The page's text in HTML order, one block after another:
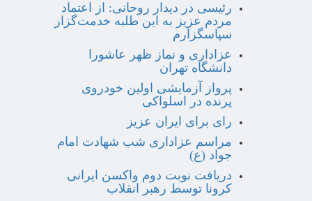
رئیسی در دیدار روحانی: از اعتماد
مردم عزیز به این طلبه خدمت‌گزار
سپاسگزارم
عزاداری و نماز ظهر عاشورا
دانشگاه تهران
پرواز آزمایشی اولین خودروی
پرنده در اسلواکی
رای برای ایران عزیز
مراسم عزاداری شب شهادت امام
جواد (ع)
دریافت نوبت دوم واکسن ایرانی
کرونا توسط رهبر انقلاب